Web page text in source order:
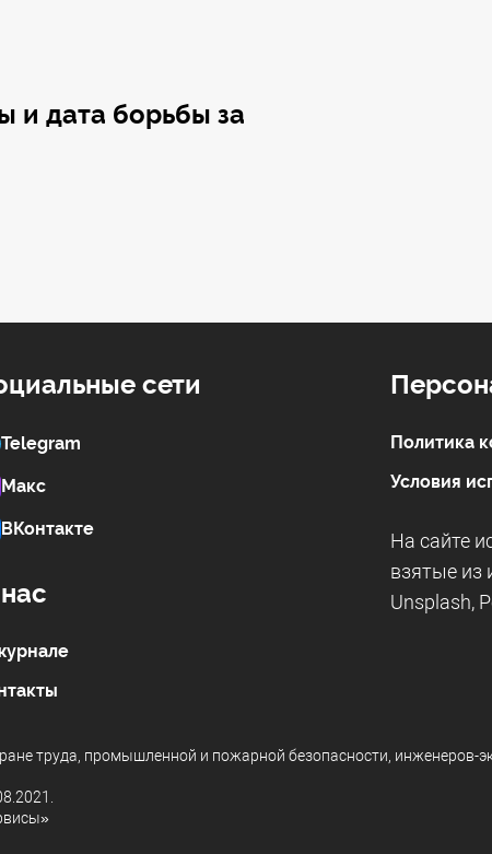
и дата борьбы за
сети
Telegram
Макс
ВКонтакте
Политика
Условия
На сайте
взятые из
Unsplash,
труда, промышленной и пожарной безопасности, инженеров-